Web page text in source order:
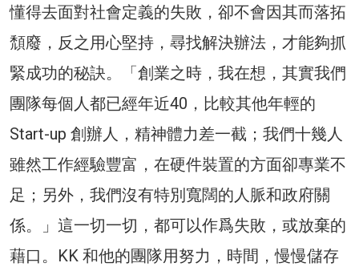
懂得去面對社會定義的失敗，卻不會因其而落拓
頹廢，反之用心堅持，尋找解決辦法，才能夠抓
緊成功的秘訣。「創業之時，我在想，其實我們
團隊每個人都已經年近40，比較其他年輕的
Start-up 創辦人，精神體力差一截；我們十幾人
雖然工作經驗豐富，在硬件裝置的方面卻專業不
足；另外，我們沒有特別寬闊的人脈和政府關
係。」這一切一切，都可以作爲失敗，或放棄的
藉口。KK 和他的團隊用努力，時間，慢慢儲存